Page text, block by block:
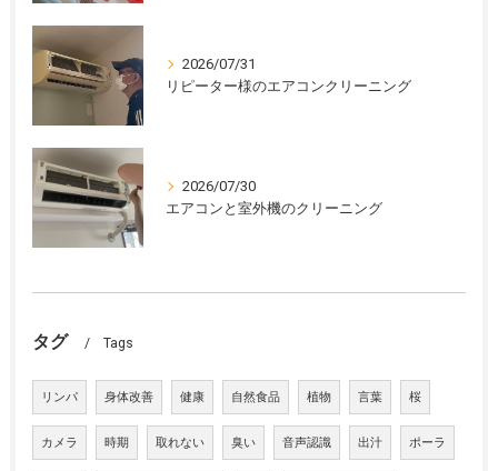
2026/07/31
リピーター様のエアコンクリーニング
2026/07/30
エアコンと室外機のクリーニング
タグ Tags
リンパ 身体改善 健康 自然食品 植物 言葉 桜
カメラ 時期 取れない 臭い 音声認識 出汁 ポーラ